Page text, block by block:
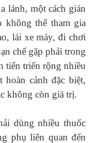
lánh, một cách gián
không thể tham gia
lái xe máy, đi chơi
chế gặp phải trong
tiến triển rộng nhiều
hoàn cảnh đặc biệt,
không còn giá trị.
dùng nhiều thuốc
phụ liên quan đến